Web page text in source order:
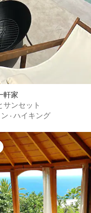
軒家
ンセット
· ハイキング